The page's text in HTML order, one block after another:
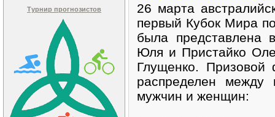
Турнир прогнозистов
26 марта
первый Кубок Мира
была представлена
Юля и Пристайко
Глущенко.
распределен
мужчин и женщин: